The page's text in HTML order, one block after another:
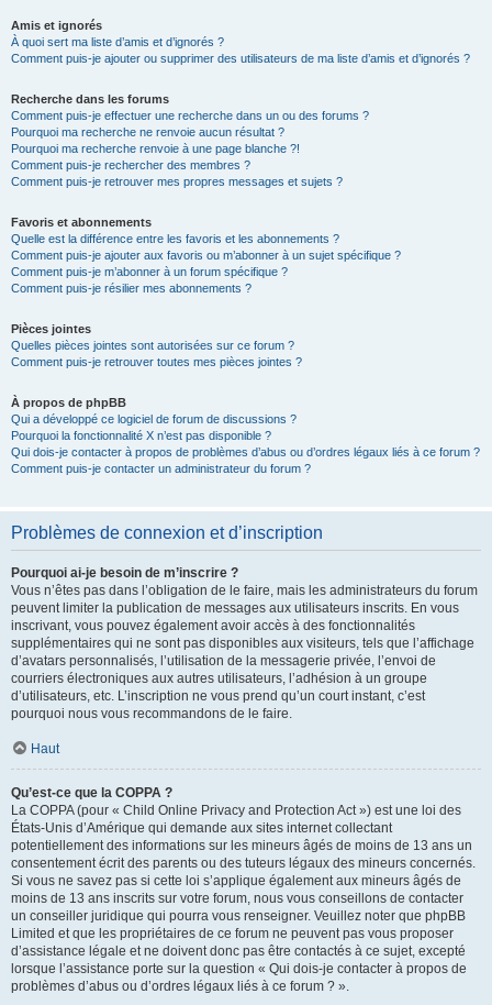
Amis et ignorés
À quoi sert ma liste d’amis et d’ignorés ?
Comment puis-je ajouter ou supprimer des utilisateurs de ma liste d’amis et d’ignorés ?
Recherche dans les forums
Comment puis-je effectuer une recherche dans un ou des forums ?
Pourquoi ma recherche ne renvoie aucun résultat ?
Pourquoi ma recherche renvoie à une page blanche ?!
Comment puis-je rechercher des membres ?
Comment puis-je retrouver mes propres messages et sujets ?
Favoris et abonnements
Quelle est la différence entre les favoris et les abonnements ?
Comment puis-je ajouter aux favoris ou m’abonner à un sujet spécifique ?
Comment puis-je m’abonner à un forum spécifique ?
Comment puis-je résilier mes abonnements ?
Pièces jointes
Quelles pièces jointes sont autorisées sur ce forum ?
Comment puis-je retrouver toutes mes pièces jointes ?
À propos de phpBB
Qui a développé ce logiciel de forum de discussions ?
Pourquoi la fonctionnalité X n’est pas disponible ?
Qui dois-je contacter à propos de problèmes d’abus ou d’ordres légaux liés à ce forum ?
Comment puis-je contacter un administrateur du forum ?
Problèmes de connexion et d’inscription
Pourquoi ai-je besoin de m’inscrire ?
Vous n’êtes pas dans l’obligation de le faire, mais les administrateurs du forum
peuvent limiter la publication de messages aux utilisateurs inscrits. En vous
inscrivant, vous pouvez également avoir accès à des fonctionnalités
supplémentaires qui ne sont pas disponibles aux visiteurs, tels que l’affichage
d’avatars personnalisés, l’utilisation de la messagerie privée, l’envoi de
courriers électroniques aux autres utilisateurs, l’adhésion à un groupe
d’utilisateurs, etc. L’inscription ne vous prend qu’un court instant, c’est
pourquoi nous vous recommandons de le faire.
Haut
Qu’est-ce que la COPPA ?
La COPPA (pour « Child Online Privacy and Protection Act ») est une loi des
États-Unis d’Amérique qui demande aux sites internet collectant
potentiellement des informations sur les mineurs âgés de moins de 13 ans un
consentement écrit des parents ou des tuteurs légaux des mineurs concernés.
Si vous ne savez pas si cette loi s’applique également aux mineurs âgés de
moins de 13 ans inscrits sur votre forum, nous vous conseillons de contacter
un conseiller juridique qui pourra vous renseigner. Veuillez noter que phpBB
Limited et que les propriétaires de ce forum ne peuvent pas vous proposer
d’assistance légale et ne doivent donc pas être contactés à ce sujet, excepté
lorsque l’assistance porte sur la question « Qui dois-je contacter à propos de
problèmes d’abus ou d’ordres légaux liés à ce forum ? ».